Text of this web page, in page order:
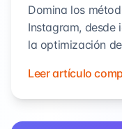
Domina los
Instagram, desde
la optimización
preciso y un
proporciona
Leer artículo